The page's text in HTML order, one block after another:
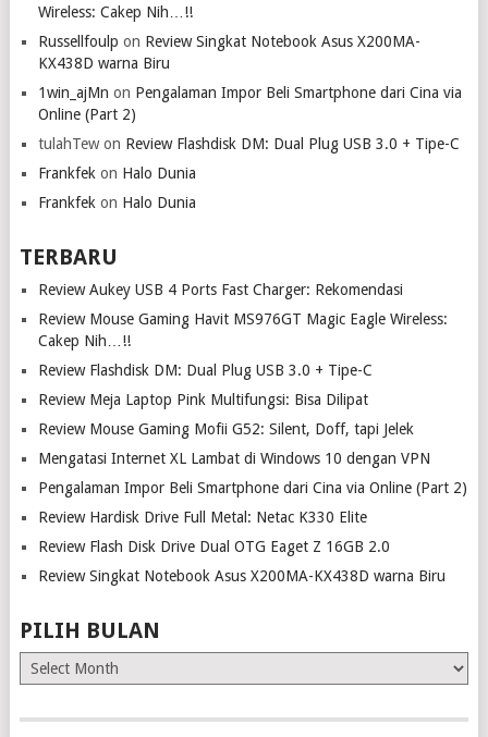
Wireless: Cakep Nih…!!
Russellfoulp on Review Singkat Notebook Asus X200MA-
KX438D warna Biru
1win_ajMn on Pengalaman Impor Beli Smartphone dari Cina via
Online (Part 2)
tulahTewon Review Flashdisk DM: Dual Plug USB 3.0 + Tipe-C
Frankfek on Halo Dunia
Frankfek on Halo Dunia
TERBARU
Review Aukey USB 4 Ports Fast Charger: Rekomendasi
Review Mouse Gaming Havit MS976GT Magic Eagle Wireless:
Cakep Nih…!!
Review Flashdisk DM: Dual Plug USB 3.0 + Tipe-C
Review Meja Laptop Pink Multifungsi: Bisa Dilipat
Review Mouse Gaming Mofii G52: Silent, Doff, tapi Jelek
Mengatasi Internet XL Lambat di Windows 10 dengan VPN
Pengalaman Impor Beli Smartphone dari Cina via Online (Part 2)
Review Hardisk Drive Full Metal: Netac K330 Elite
Review Flash Disk Drive Dual OTG Eaget Z 16GB 2.0
Review Singkat Notebook Asus X200MA-KX438D warna Biru
PILIH BULAN
Pilih
Bulan